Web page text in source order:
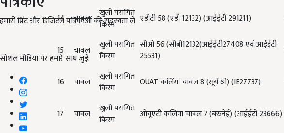
हमारी प्रिंट और डिजिटल पत्रिकाओं की सदस्यता लें
सोशल मीडिया पर हमारे साथ जुड़ें:
14 चावल
खुली परागित
किस्म
एडीटी 58 (एडी12132) (आईईटी291211)
15 चावल
खुली परागित
किस्म
सीओ 56 (सीबी12132(आईईटी27408एवं आईईटी
25531)
16 चावल
खुली परागित
किस्म
OUATकलिंगा चावल8 (सूर्य श्री) (IE27737)
17 चावल
खुली परागित
किस्म
ओयूएटी कलिंगा चावल 7 (बरुनेई) (आईईटी23666)